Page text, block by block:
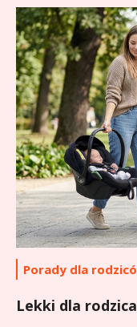
Porady dla
Lekki dla